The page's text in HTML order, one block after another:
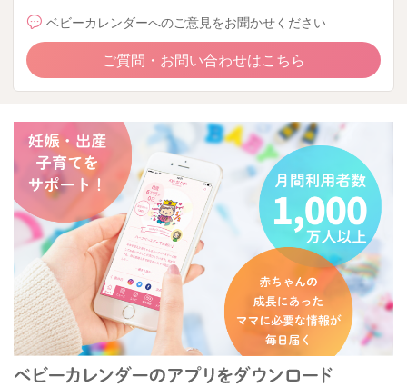
ベビーカレンダーへのご意見をお聞かせください
ご質問・お問い合わせはこちら